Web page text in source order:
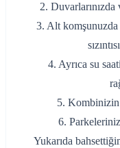
2.
3. Alt komşunuzda
4. Ayrıca su
5. Kombinizin
6.
Yukarıda